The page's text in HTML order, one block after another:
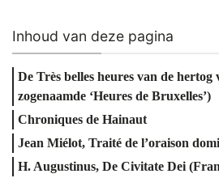
Inhoud van deze pagina
De Très belles heures van de
zogenaamde ‘Heures de Bruxelles’)
Chroniques de Hainaut
Jean Miélot, Traité de l’oraison
H. Augustinus, De Civitate Dei